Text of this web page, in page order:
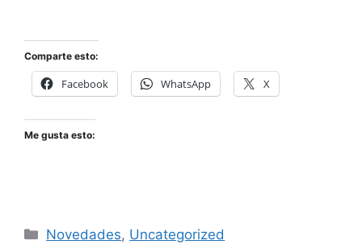
Comparte esto:
Facebook WhatsApp X
Me gusta esto:
Categorías
Novedades, Uncategorized